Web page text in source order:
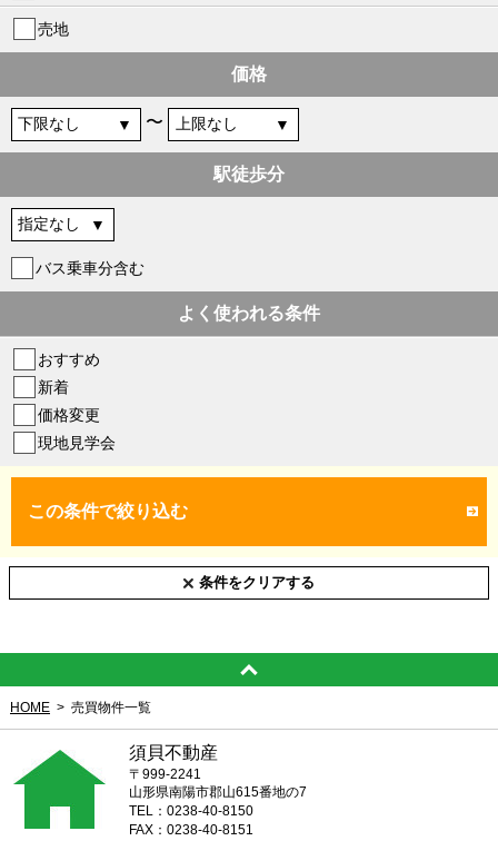
売地
価格
〜
駅徒歩分
バス乗車分含む
よく使われる条件
おすすめ
新着
価格変更
現地見学会
この条件で絞り込む
条件をクリアする
HOME 売買物件一覧
須貝不動産
〒999-2241
山形県南陽市郡山615番地の7
TEL：0238-40-8150
FAX：0238-40-8151